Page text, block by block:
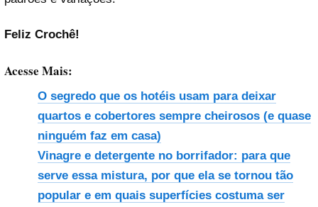
Feliz Crochê!
Acesse Mais:
O segredo que os hotéis usam para deixar
quartos e cobertores sempre cheirosos (e quase
ninguém faz em casa)
Vinagre e detergente no borrifador: para que
serve essa mistura, por que ela se tornou tão
popular e em quais superfícies costuma ser